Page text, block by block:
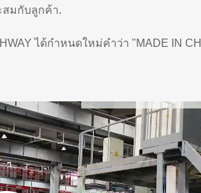
มกับลูกค้า.
ได้กําหนดใหม่คําว่า "MADE IN